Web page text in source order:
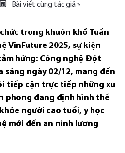
Bài viết cùng tác giả »
trong khuôn khổ Tuần
VinFuture 2025, sự kiện
hứng: Công nghệ Đột
sáng ngày 02/12, mang đến
tiếp cận trực tiếp những xu
phong đang định hình thế
người cao tuổi, y học
mới đến an ninh lương